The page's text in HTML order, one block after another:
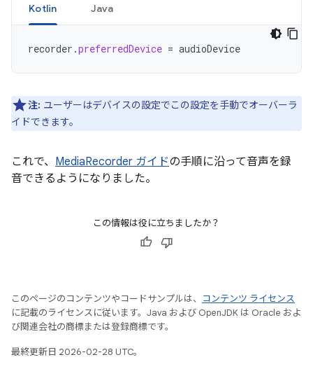
Kotlin Java
recorder .preferredDevice = audioDevice
注: ユーザーはデバイスの設定でこの設定を手動でオーバーラ
イドできます。
これで、 MediaRecorder ガイドの手順に沿って音声を録
音できるようになりました。
この情報は役に立ちましたか？
このページのコンテンツやコードサンプルは、
コンテンツ ライセンス
に記載のライセンスに従います。Java および OpenJDK は Oracle およ
び関連会社の商標または登録商標です。
最終更新日 2026-02-28 UTC。